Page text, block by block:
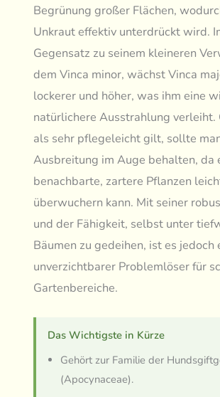
Begrünung großer Flächen,
Unkraut effektiv unterdrückt wird.
Gegensatz zu seinem kleineren
dem Vinca minor, wächst Vinca
lockerer und höher, was ihm eine
natürlichere Ausstrahlung verleiht.
als sehr pflegeleicht gilt, sollte
Ausbreitung im Auge behalten, da
benachbarte, zartere Pflanzen
überwuchern kann. Mit seiner
und der Fähigkeit, selbst unter
Bäumen zu gedeihen, ist es jedoch
unverzichtbarer Problemlöser für
Gartenbereiche.
Das Wichtigste in Kürze
Gehört zur Familie der
(Apocynaceae).